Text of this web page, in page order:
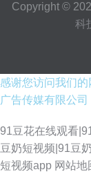
Copyright ©
科
感谢您访问我们
广告传媒有限公司
91豆花在线观看
豆奶短视频|91豆
短视频app 网站地